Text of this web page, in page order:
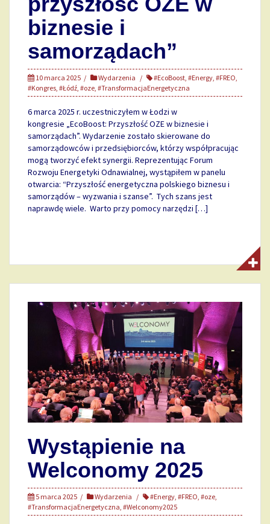
biznesie i
samorządach”
10 marca 2025 Wydarzenia #EcoBoost #Energy #FREO
#Kongres #Łódź #oze #TransformacjaEnergetyczna
6 marca 2025 r. uczestniczyłem w Łodzi w
kongresie „EcoBoost: Przyszłość OZE w biznesie i
samorządach”. Wydarzenie zostało skierowane do
samorządowców i przedsiębiorców, którzy współpracując
mogą tworzyć efekt synergii. Reprezentując Forum
Rozwoju Energetyki Odnawialnej, wystąpiłem w panelu
otwarcia: “Przyszłość energetyczna polskiego biznesu i
samorządów – wyzwania i szanse”. Tych szans jest
naprawdę wiele. Warto przy pomocy narzędzi […]
Wystąpienie na
Welconomy 2025
5 marca 2025 Wydarzenia #Energy #FREO #oze
#TransformacjaEnergetyczna #Welconomy2025